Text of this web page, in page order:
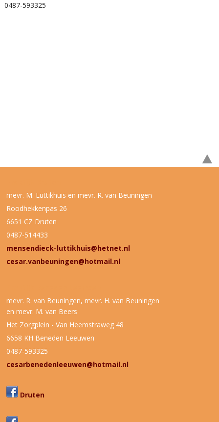
0487-593325
mevr. M. Luttikhuis en mevr. R. van Beuningen
Roodhekkenpas 26
6651 CZ Druten
0487-514433
mensendieck-luttikhuis@hetnet.nl
cesar.vanbeuningen@hotmail.nl
mevr. R. van Beuningen, mevr. H. van Beuningen
en mevr. M. van Beers
Het Zorgplein - Van Heemstraweg 48
6658 KH Beneden Leeuwen
0487-593325
cesarbenedenleeuwen@hotmail.nl
Druten